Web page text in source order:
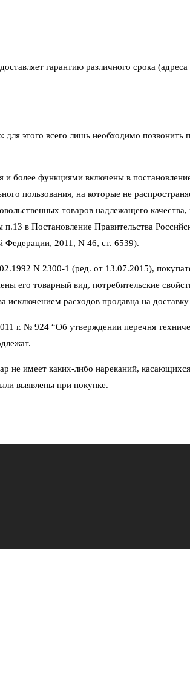
гарантию различного срока
для этого всего лишь необходимо
функциями включены в
пользования, на которые не
товаров надлежащего
в Постановление Правительства
Федерации, 2011, N 46, ст. 6539).
N 2300-1 (ред. от 13.07.2015),
его товарный вид, потребительские
расходов продавца на
г. № 924 “Об утверждении перечня
имеет каких-либо нареканий,
выявлены при покупке.